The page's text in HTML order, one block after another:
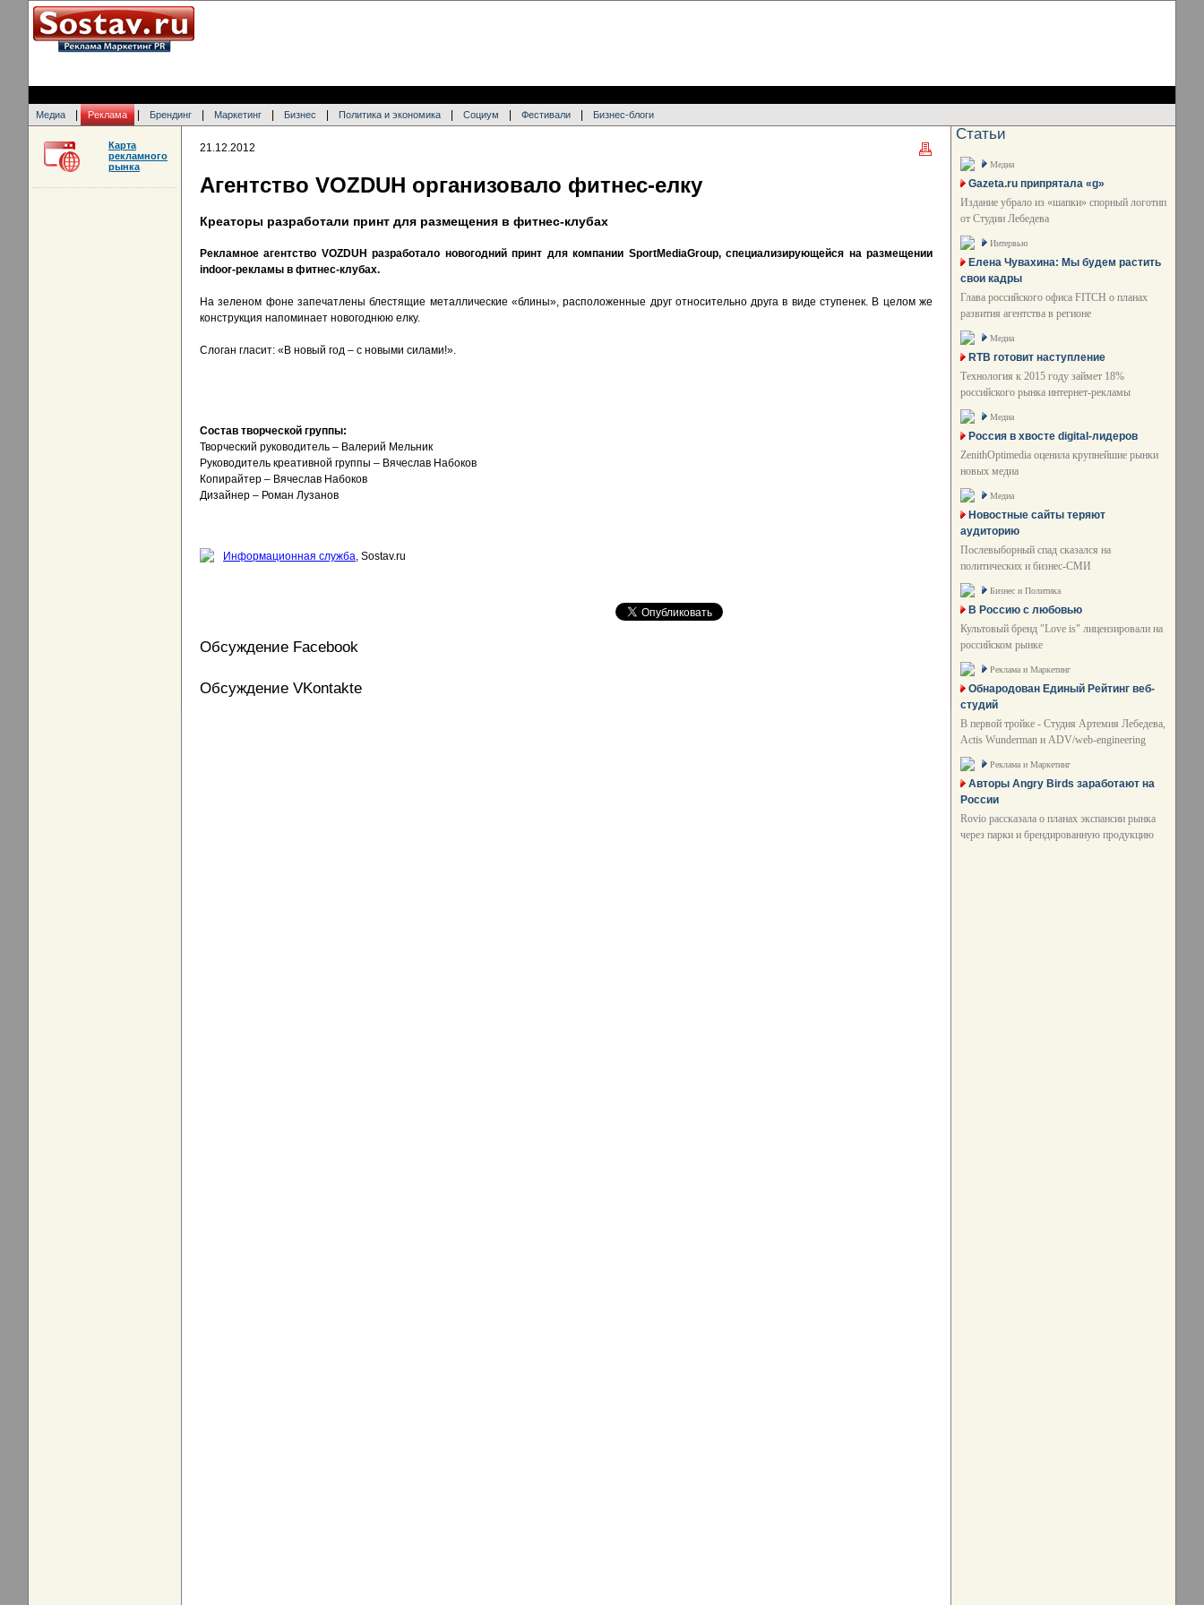
Медиа Реклама Брендинг Маркетинг Бизнес Политика и экономика Социум Фестивали Бизнес-блоги
21.12.2012
Агентство VOZDUH организовало фитнес-елку
Креаторы разработали принт для размещения в фитнес-клубах
Рекламное агентство VOZDUH разработало новогодний принт для компании SportMediaGroup, специализирующейся на размещении
indoor-рекламы в фитнес-клубах.
На зеленом фоне запечатлены блестящие металлические «блины», расположенные друг относительно друга в виде ступенек. В целом же
конструкция напоминает новогоднюю елку.
Слоган гласит: «В новый год – с новыми силами!».
Состав творческой группы:
Творческий руководитель – Валерий Мельник
Руководитель креативной группы – Вячеслав Набоков
Копирайтер – Вячеслав Набоков
Дизайнер – Роман Лузанов
Информационная служба, Sostav.ru
Обсуждение Facebook
Обсуждение VKontakte
Карта
рекламного
рынка
Статьи
Медиа
Gazeta.ru припрятала «g»
Издание убрало из «шапки» спорный логотип
от Студии Лебедева
Интервью
Елена Чувахина: Мы будем растить
свои кадры
Глава российского офиса FITCH о планах
развития агентства в регионе
Медиа
RTB готовит наступление
Технология к 2015 году займет 18%
российского рынка интернет-рекламы
Медиа
Россия в хвосте digital-лидеров
ZenithOptimedia оценила крупнейшие рынки
новых медиа
Медиа
Новостные сайты теряют
аудиторию
Послевыборный спад сказался на
политических и бизнес-СМИ
Бизнес и Политика
В Россию с любовью
Культовый бренд "Love is" лицензировали на
российском рынке
Реклама и Маркетинг
Обнародован Единый Рейтинг веб-
студий
В первой тройке - Студия Артемия Лебедева,
Actis Wunderman и ADV/web-engineering
Реклама и Маркетинг
Авторы Angry Birds заработают на
России
Rovio рассказала о планах экспансии рынка
через парки и брендированную продукцию